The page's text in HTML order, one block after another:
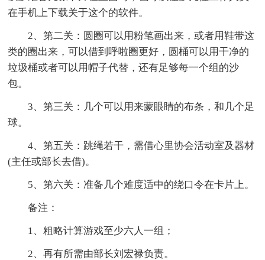
在手机上下载关于这个的软件。
2、第二关：圆圈可以用粉笔画出来，或者用鞋带这
类的圈出来，可以借到呼啦圈更好，圆桶可以用干净的
垃圾桶或者可以用帽子代替，还有足够每一个组的沙
包。
3、第三关：几个可以用来蒙眼睛的布条，和几个足
球。
4、第五关：跳绳若干，需借心里协会活动室及器材
(主任或部长去借)。
5、第六关：准备几个难度适中的绕口令在卡片上。
备注：
1、粗略计算游戏至少六人一组；
2、再有所需由部长刘宏禄负责。